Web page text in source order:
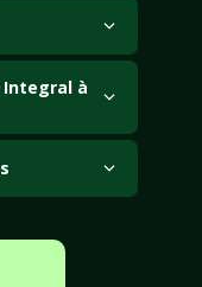
Integral à